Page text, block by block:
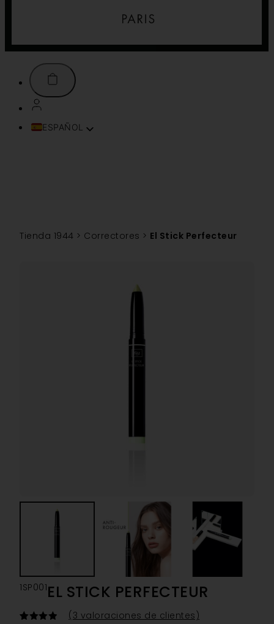
ESPAÑOL
简体中文
Tienda 1944 > Correctores > El Stick Perfecteur
EL STICK PERFECTEUR
1SP001
( 3 valoraciones de clientes)